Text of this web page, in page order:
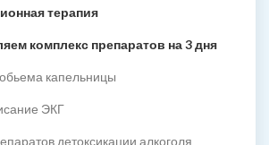
терапия
комплекс препаратов на 3 дня
капельницы
ЭКГ
детоксикации алкоголя